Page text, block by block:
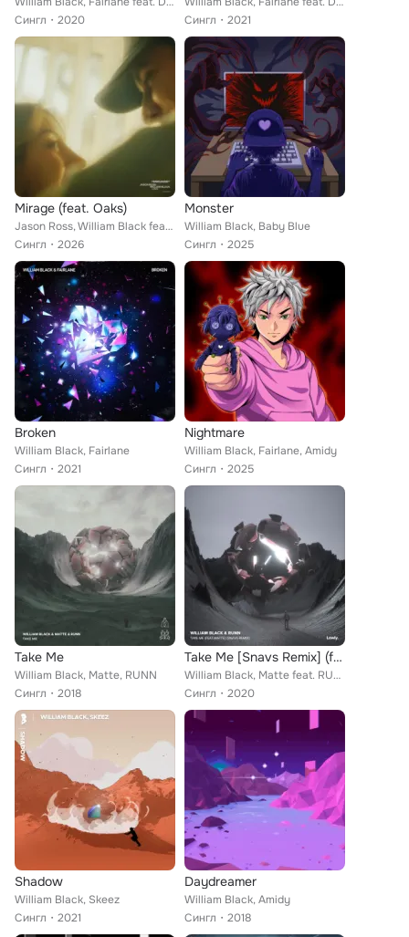
Сингл
2020
Сингл
2021
Mirage (feat. Oaks)
Jason Ross, William Black feat. Oaks
Сингл
2026
Monster
William Black, Baby Blue
Сингл
2025
Broken
William Black, Fairlane
Сингл
2021
Nightmare
William Black, Fairlane, Amidy
Сингл
2025
Take Me
William Black, Matte, RUNN
Сингл
2018
Take Me [Snavs Remix] (feat. RUNN)
William Black, Matte feat. RUNN
Сингл
2020
Shadow
William Black, Skeez
Сингл
2021
Daydreamer
William Black, Amidy
Сингл
2018